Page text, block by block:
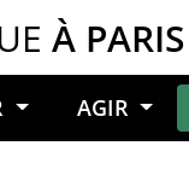
À PARIS
AGIR